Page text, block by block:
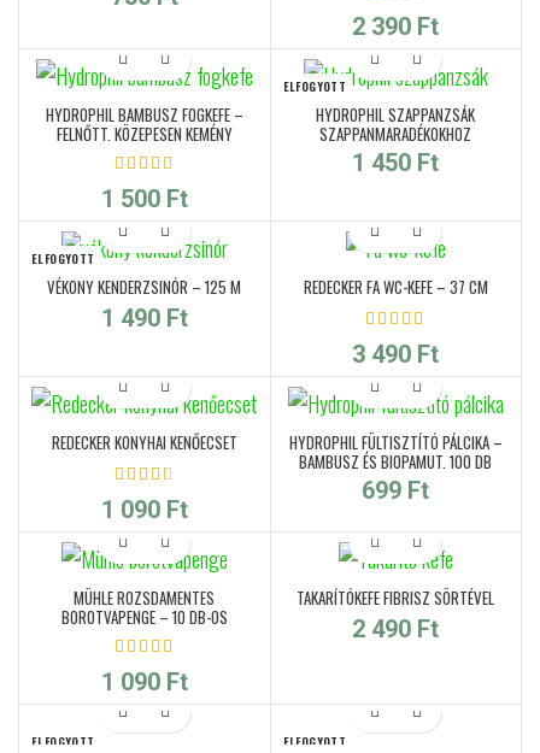
2 390 Ft
HYDROPHIL BAMBUSZ FOGKEFE –
FELNŐTT, KÖZEPESEN KEMÉNY
SÖRTÉVEL
1 500 Ft
ELFOGYOTT
HYDROPHIL SZAPPANZSÁK
SZAPPANMARADÉKOKHOZ
1 450 Ft
ELFOGYOTT
VÉKONY KENDERZSINÓR – 125 M
1 490 Ft
REDECKER FA WC-KEFE – 37 CM
3 490 Ft
REDECKER KONYHAI KENŐECSET
1 090 Ft
HYDROPHIL FÜLTISZTÍTÓ PÁLCIKA –
BAMBUSZ ÉS BIOPAMUT, 100 DB
699 Ft
MÜHLE ROZSDAMENTES
BOROTVAPENGE – 10 DB-OS
1 090 Ft
TAKARÍTÓKEFE FIBRISZ SÖRTÉVEL
2 490 Ft
ELFOGYOTT ELFOGYOTT